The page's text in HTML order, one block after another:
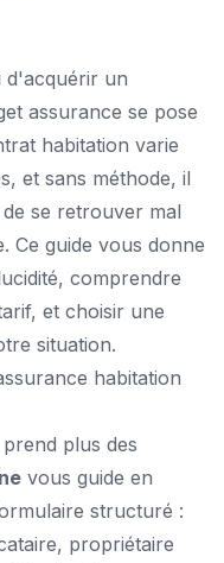
d'acquérir un
assurance se pose
habitation varie
et sans méthode, il
se retrouver mal
Ce guide vous donne
comprendre
et choisir une
situation.
habitation
plus des
vous guide en
structuré :
propriétaire